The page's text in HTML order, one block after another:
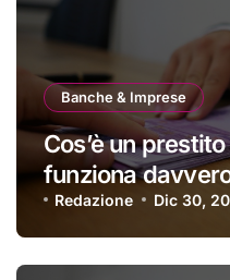
Banche & Imprese
Cos’è un
funziona
Redazione Dic 30,